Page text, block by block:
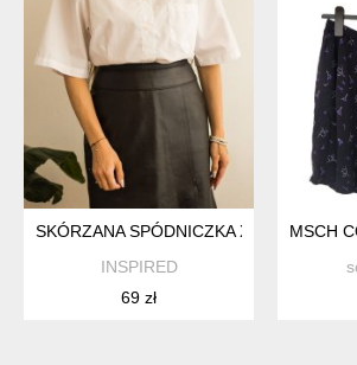
SKÓRZANA SPÓDNICZKA XS/S
INSPIRED
69 zł
MSCH